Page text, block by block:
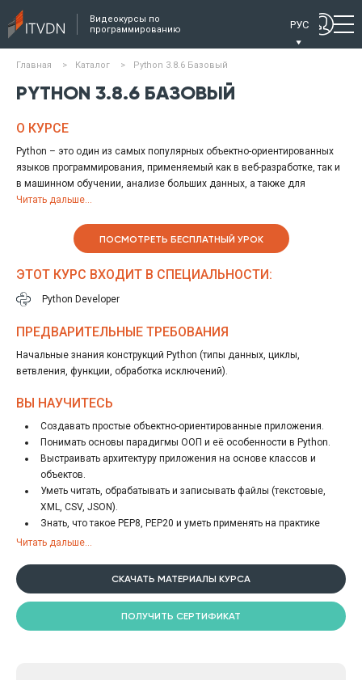
Видеокурсы по
программированию
РУС
Главная > Каталог > Python 3.8.6 Базовый
PYTHON 3.8.6 БАЗОВЫЙ
О КУРСЕ
Python – это один из самых популярных объектно-ориентированных
языков программирования, применяемый как в веб-разработке, так и
в машинном обучении, анализе больших данных, а также для
создания прикладных приложений, игр и для системного
Курс «Python Базовый» является логическим продолжением курса
«Python Стартовый». На данном курсе рассматривается парадигма
реализация в языке Python. Вы познакомитесь с основными
концепциями ООП – инкапсуляцией, наследованием,
конструкциях Python.
рекурсии в Python, способы работы с файлами на чтение и запись,
особенности сложных структур данных, создание своих модулей и
Читать дальше...
ПОСМОТРЕТЬ БЕСПЛАТНЫЙ УРОК
ЭТОТ КУРС ВХОДИТ В СПЕЦИАЛЬНОСТИ:
Python Developer
ПРЕДВАРИТЕЛЬНЫЕ ТРЕБОВАНИЯ
Начальные знания конструкций Python (типы данных, циклы,
ветвления, функции, обработка исключений).
ВЫ НАУЧИТЕСЬ
Создавать простые объектно-ориентированные приложения.
Понимать основы парадигмы ООП и её особенности в Python.
Выстраивать архитектуру приложения на основе классов и
объектов.
Уметь читать, обрабатывать и записывать файлы (текстовые,
XML, CSV, JSON).
Знать, что такое РЕР8, РЕР20 и уметь применять на практике
правила оформления кода в Python 3.
Создавать свой Python модуль
Читать дальше...
СКАЧАТЬ МАТЕРИАЛЫ КУРСА
ПОЛУЧИТЬ СЕРТИФИКАТ